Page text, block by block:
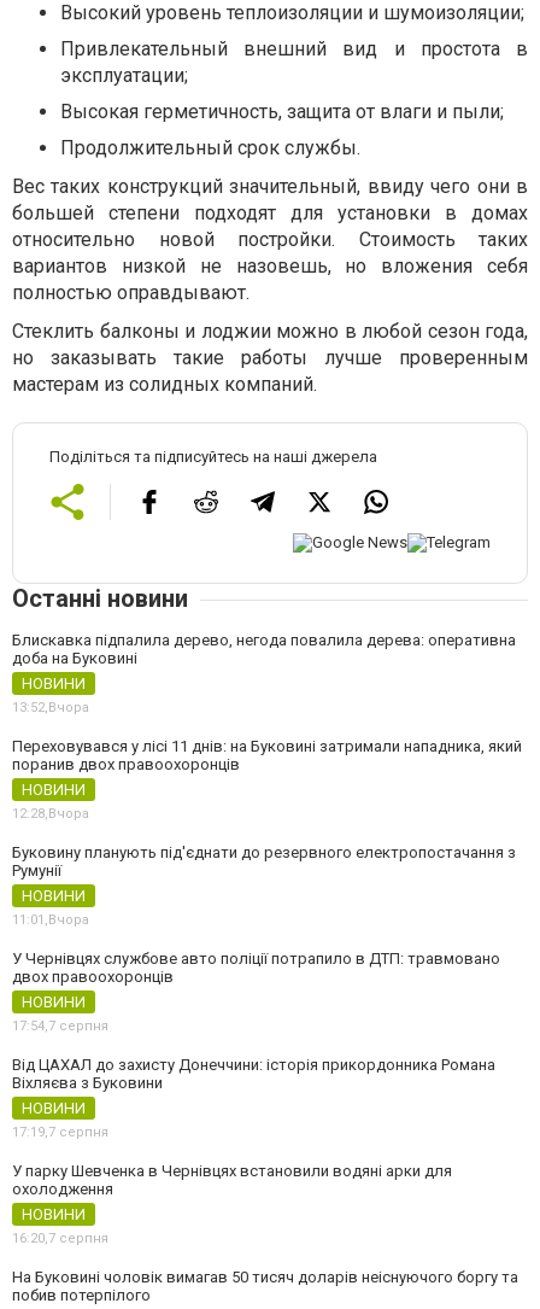
Высокий уровень теплоизоляции и шумоизоляции;
Привлекательный внешний вид и простота в
эксплуатации;
Высокая герметичность, защита от влаги и пыли;
Продолжительный срок службы.
Вес таких конструкций значительный, ввиду чего они в
большей степени подходят для установки в домах
относительно новой постройки. Стоимость таких
вариантов низкой не назовешь, но вложения себя
полностью оправдывают.
Стеклить балконы и лоджии можно в любой сезон года,
но заказывать такие работы лучше проверенным
мастерам из солидных компаний.
Поділіться та підписуйтесь на наші джерела
Останні новини
Блискавка підпалила дерево, негода повалила дерева: оперативна
доба на Буковині
НОВИНИ
13:52, Вчора
Переховувався у лісі 11 днів: на Буковині затримали нападника, який
поранив двох правоохоронців
НОВИНИ
12:28, Вчора
Буковину планують під'єднати до резервного електропостачання з
Румунії
НОВИНИ
11:01, Вчора
У Чернівцях службове авто поліції потрапило в ДТП: травмовано
двох правоохоронців
НОВИНИ
17:54, 7 серпня
Від ЦАХАЛ до захисту Донеччини: історія прикордонника Романа
Віхляєва з Буковини
НОВИНИ
17:19, 7 серпня
У парку Шевченка в Чернівцях встановили водяні арки для
охолодження
НОВИНИ
16:20, 7 серпня
На Буковині чоловік вимагав 50 тисяч доларів неіснуючого боргу та
побив потерпілого